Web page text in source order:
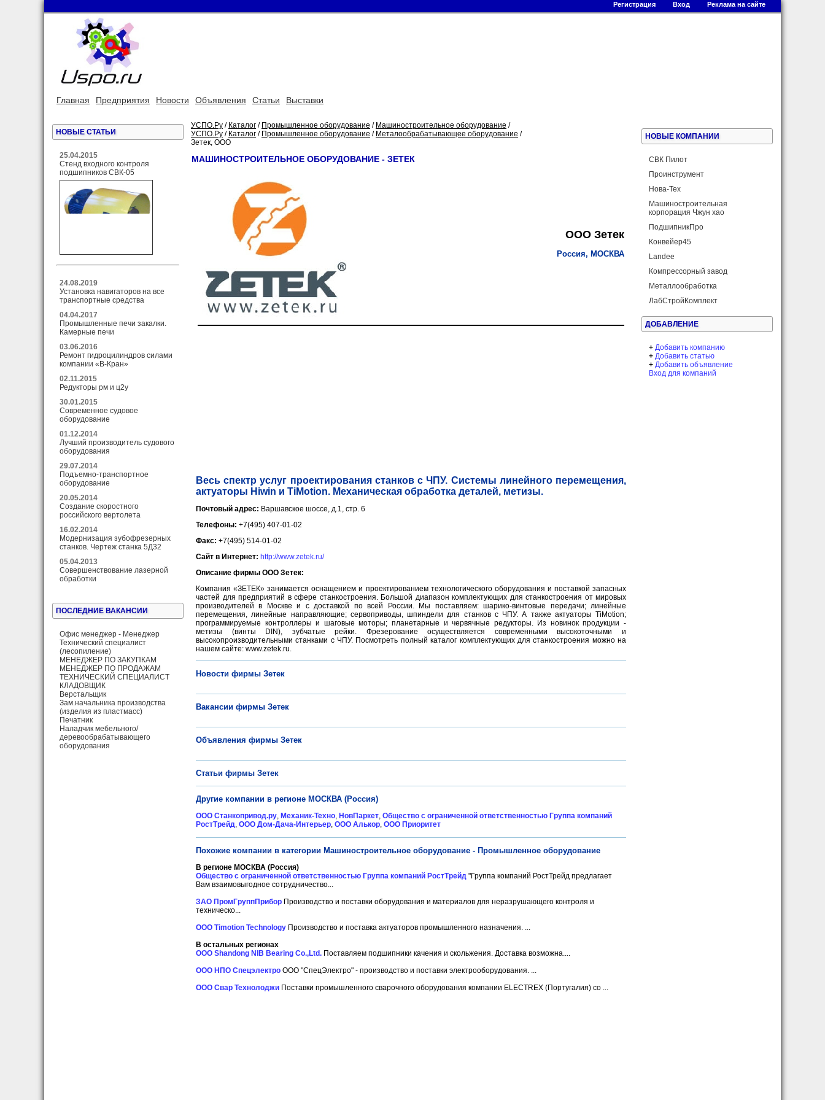
Регистрация Вход Реклама на сайте
Главная Предприятия Новости Объявления Статьи Выставки
НОВЫЕ СТАТЬИ
25.04.2015
Стенд входного контроля
подшипников СВК-05
24.08.2019
Установка навигаторов на все
транспортные средства
04.04.2017
Промышленные печи закалки.
Камерные печи
03.06.2016
Ремонт гидроцилиндров силами
компании «В-Кран»
02.11.2015
Редукторы рм и ц2у
30.01.2015
Современное судовое
оборудование
01.12.2014
Лучший производитель судового
оборудования
29.07.2014
Подъемно-транспортное
оборудование
20.05.2014
Создание скоростного
российского вертолета
16.02.2014
Модернизация зубофрезерных
станков. Чертеж станка 5Д32
05.04.2013
Совершенствование лазерной
обработки
ПОСЛЕДНИЕ ВАКАНСИИ
Офис менеджер - Менеджер
Технический специалист
(лесопиление)
МЕНЕДЖЕР ПО ЗАКУПКАМ
МЕНЕДЖЕР ПО ПРОДАЖАМ
ТЕХНИЧЕСКИЙ СПЕЦИАЛИСТ
КЛАДОВЩИК
Верстальщик
Зам.начальника производства
(изделия из пластмасс)
Печатник
Наладчик мебельного/
деревообрабатывающего
оборудования
УСПО.Ру / Каталог / Промышленное оборудование / Машиностроительное оборудование /
УСПО.Ру / Каталог / Промышленное оборудование / Металообрабатывающее оборудование /
Зетек, ООО
МАШИНОСТРОИТЕЛЬНОЕ ОБОРУДОВАНИЕ - ЗЕТЕК
ООО Зетек
Россия, МОСКВА
Весь спектр услуг проектирования станков с ЧПУ. Системы линейного перемещения,
актуаторы Hiwin и TiMotion. Механическая обработка деталей, метизы.
Почтовый адрес: Варшавское шоссе, д.1, стр. 6
Телефоны: +7(495) 407-01-02
Факс: +7(495) 514-01-02
Сайт в Интернет: http://www.zetek.ru/
Описание фирмы ООО Зетек:
Компания «ЗЕТЕК» занимается оснащением и проектированием технологического оборудования и поставкой запасных
частей для предприятий в сфере станкостроения. Большой диапазон комплектующих для станкостроения от мировых
производителей в Москве и с доставкой по всей России. Мы поставляем: шарико-винтовые передачи; линейные
перемещения, линейные направляющие; сервоприводы, шпиндели для станков с ЧПУ. А также актуаторы TiMotion;
программируемые контроллеры и шаговые моторы; планетарные и червячные редукторы. Из новинок продукции -
метизы (винты DIN), зубчатые рейки. Фрезерование осуществляется современными высокоточными и
высокопроизводительными станками с ЧПУ. Посмотреть полный каталог комплектующих для станкостроения можно на
нашем сайте: www.zetek.ru.
Новости фирмы Зетек
Вакансии фирмы Зетек
Объявления фирмы Зетек
Статьи фирмы Зетек
Другие компании в регионе МОСКВА (Россия)
ООО Станкопривод.ру, Механик-Техно, НовПаркет, Общество с ограниченной ответственностью Группа компаний
РостТрейд, ООО Дом-Дача-Интерьер, ООО Алькор, ООО Приоритет
Похожие компании в категории Машиностроительное оборудование - Промышленное оборудование
В регионе МОСКВА (Россия)
Общество с ограниченной ответственностью Группа компаний РостТрейд "Группа компаний РостТрейд предлагает
Вам взаимовыгодное сотрудничество...
ЗАО ПромГруппПрибор Производство и поставки оборудования и материалов для неразрушающего контроля и
техническо...
ООО Timotion Technology Производство и поставка актуаторов промышленного назначения. ...
В остальных регионах
ООО Shandong NIB Bearing Co.,Ltd. Поставляем подшипники качения и скольжения. Доставка возможна....
ООО НПО Спецэлектро ООО "СпецЭлектро" - производство и поставки электрооборудования. ...
ООО Свар Технолоджи Поставки промышленного сварочного оборудования компании ELECTREX (Португалия) со ...
НОВЫЕ КОМПАНИИ
СВК Пилот
Проинструмент
Нова-Теx
Машиностроительная
корпорация Чжун хао
ПодшипникПро
Конвейер45
Landee
Компрессорный завод
Металлообработка
ЛабСтройКомплект
ДОБАВЛЕНИЕ
+ Добавить компанию
+ Добавить статью
+ Добавить объявление
Вход для компаний